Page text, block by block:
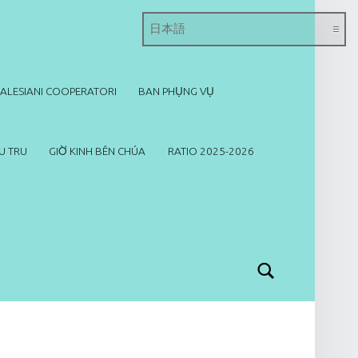
COOPERATORI BAN PHỤNG VỤ
TRU GIỜ KINH BÊN CHÚA RATIO 2025-2026